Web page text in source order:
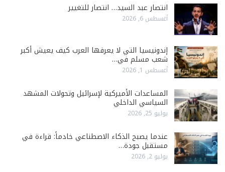
انتصار عبد السيد… انتصار للتغيير
أغسطس 6, 2026
إندونيسيا التي لا يعرفها العرب كيف يعيش أكبر
شعب مسلم في…
أغسطس 1, 2026
المساعدات الأميركية لإسرائيل وتحولات المشهد
السياسي الداخلي
يوليو 25, 2026
عندما يصبح الذكاء الاصطناعي خادماً: قراءة في
مستقبل جودة…
يوليو 2, 2026